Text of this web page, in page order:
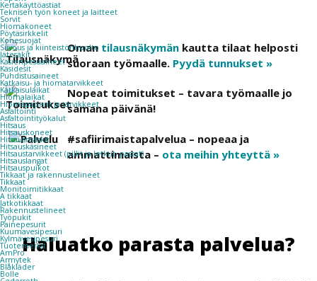
Kertakäyttöastiat
Teknisen työn koneet ja laitteet
Sorvit
Hiomakoneet
Pöytäsirkkelit
Konesuojat
Siivous ja kiinteistönhuolto
Jätesäkit
Käsienpesuaineet
Käsidesit
Puhdistusaineet
Katkaisu- ja hiomatarvikkeet
Katkaisulaikat
Hiomalaikat
Hiomapaperit ja tarvikkeet
Asfaltointi
Asfaltointityökalut
Hitsaus
Hitsauskoneet
Hitsausmaskit
Hitsauskäsineet
Hitsaustarvikkeet (pillit ja letkut, pastat)
Hitsauslangat
Hitsauspuikot
Tikkaat ja rakennustelineet
Tikkaat
Monitoimitikkaat
A tikkaat
Jatkotikkaat
Rakennustelineet
Työpukit
Painepesurit
Kuumavesipesuri
Kylmävesipesuri
Tuotemerkit
AmPro
Armytek
Blåkläder
Bolle
Oman tilausnäkymän kautta tilaat helposti
suoraan työmaalle. Pyydä tunnukset »
Nopeat toimitukset – tavara työmaalle jo
samana päivänä!
#safiirimaistapalvelua – nopeaa ja
ammattimaista – ota meihin yhteyttä »
Haluatko parasta palvelua?